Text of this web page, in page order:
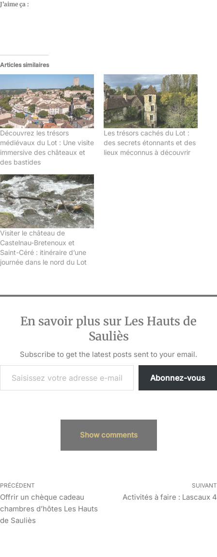
J’aime ça :
Articles similaires
Découvrez les trésors
médiévaux du Lot : Une visite
immersive des châteaux et
des bastides
Les trésors cachés du Lot :
des secrets étonnants et des
lieux méconnus à découvrir
Visiter le château de
Castelnau-Bretenoux et
Saint-Céré : itinéraire d’une
journée dans le nord du Lot
En savoir plus sur Les Hauts de
Sauliès
Subscribe to get the latest posts sent to your email.
Abonnez-vous
Show comments
PRÉCÉDENT
Offrir un chèque cadeau
chambres d’hôtes Les Hauts
de Sauliès
SUIVANT
Activités à faire : Lascaux 4